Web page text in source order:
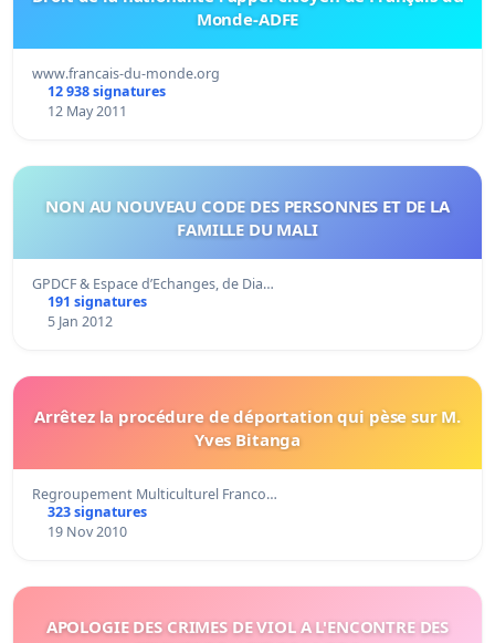
Monde-ADFE
www.francais-du-monde.org
12 938 signatures
12 May 2011
NON AU NOUVEAU CODE DES PERSONNES ET DE LA
FAMILLE DU MALI
GPDCF & Espace d’Echanges, de Dia…
191 signatures
5 Jan 2012
Arrêtez la procédure de déportation qui pèse sur M.
Yves Bitanga
Regroupement Multiculturel Franco…
323 signatures
19 Nov 2010
APOLOGIE DES CRIMES DE VIOL A L'ENCONTRE DES